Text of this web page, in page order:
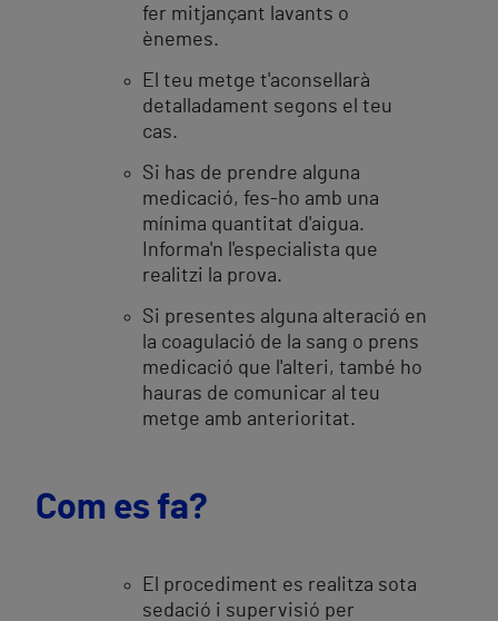
fer mitjançant lavants o
ènemes.
El teu metge t'aconsellarà
detalladament segons el teu
cas.
Si has de prendre alguna
medicació, fes-ho amb una
mínima quantitat d'aigua.
Informa'n l'especialista que
realitzi la prova.
Si presentes alguna alteració en
la coagulació de la sang o prens
medicació que l'alteri, també ho
hauras de comunicar al teu
metge amb anterioritat.
Com es fa?
El procediment es realitza sota
sedació i supervisió per